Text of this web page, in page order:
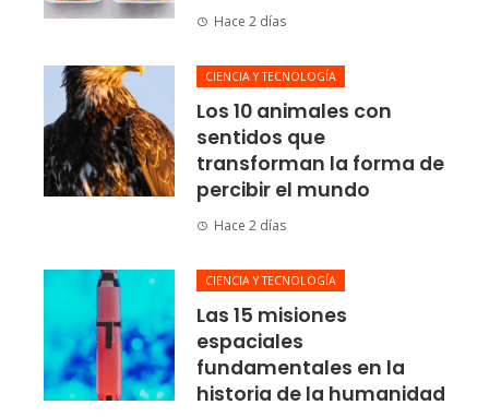
Hace 2 días
CIENCIA Y TECNOLOGÍA
Los 10 animales con
sentidos que
transforman la forma de
percibir el mundo
Hace 2 días
CIENCIA Y TECNOLOGÍA
Las 15 misiones
espaciales
fundamentales en la
historia de la humanidad